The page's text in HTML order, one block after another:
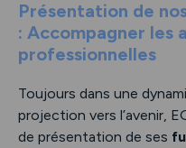
Présentation de
: Accompagner les
professionnelles
Toujours dans une
projection vers l’avenir,
de présentation de ses